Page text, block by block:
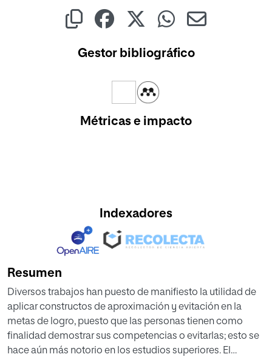
Gestor bibliográfico
Métricas e impacto
Indexadores
Resumen
Diversos trabajos han puesto de manifiesto la utilidad de
aplicar constructos de aproximación y evitación en la
metas de logro, puesto que las personas tienen como
finalidad demostrar sus competencias o evitarlas; esto se
hace aún más notorio en los estudios superiores. El